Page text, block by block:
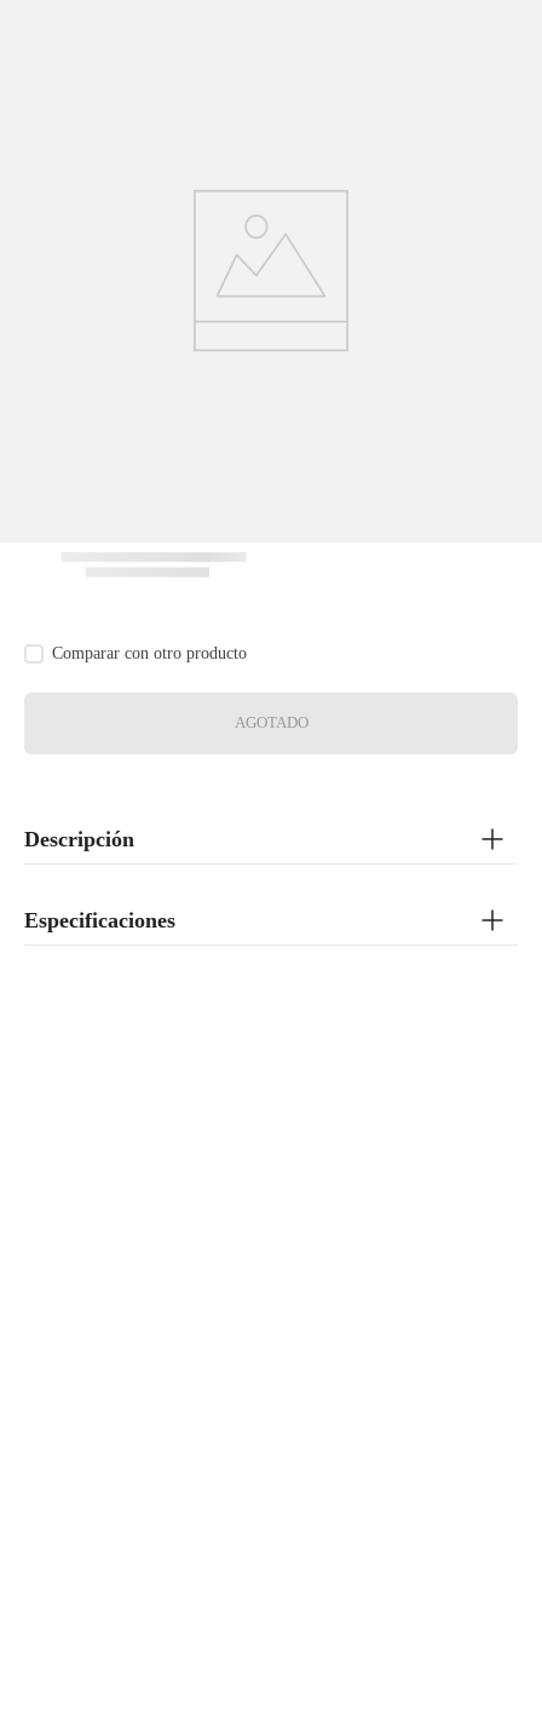
AGOTADO
Descripción
Especificaciones